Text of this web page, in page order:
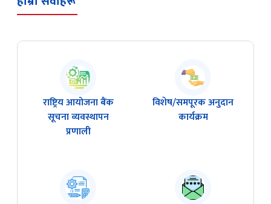
राष्ट्रिय आयोजना बैंक
सूचना व्यवस्थापन
प्रणाली
विशेष/समपूरक अनुदान
कार्यक्रम